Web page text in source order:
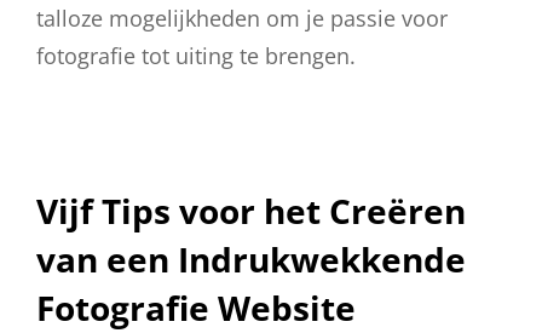
talloze mogelijkheden om je passie voor
fotografie tot uiting te brengen.
Vijf Tips voor het Creëren
van een Indrukwekkende
Fotografie Website